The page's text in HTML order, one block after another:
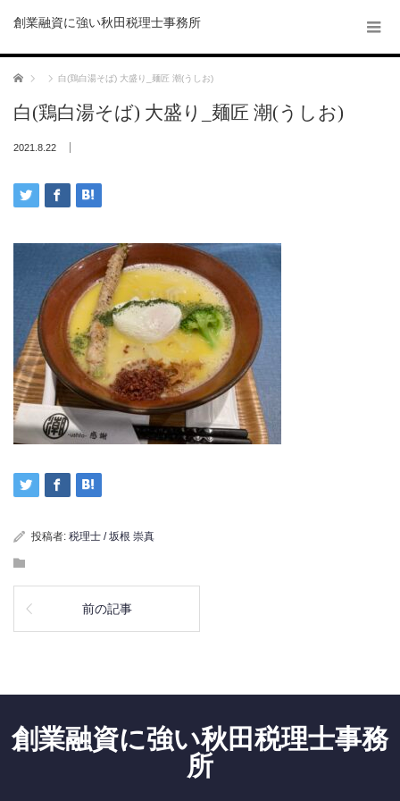
創業融資に強い秋田税理士事務所
ホーム 白(鶏白湯そば) 大盛り_麺匠 潮(うしお)
白(鶏白湯そば) 大盛り_麺匠 潮(うしお)
2021.8.22
投稿者: 税理士 / 坂根 崇真
前の記事
創業融資に強い秋田税理士事務
所